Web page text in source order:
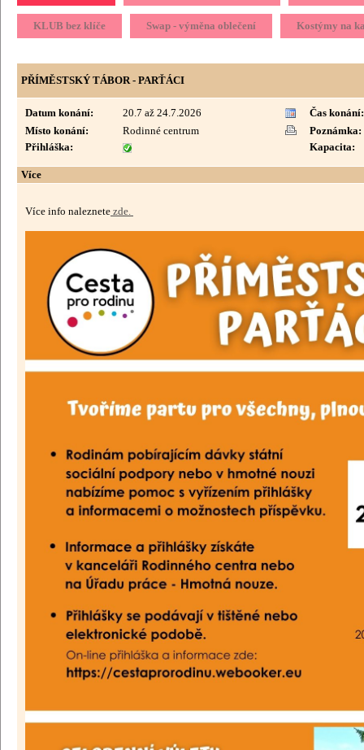
KLUB bez klíče Swap - výměna oblečení Kostýmy na
PŘÍMĚSTSKÝ TÁBOR - PARŤÁCI
Datum konání: 20.7 až 24.7.2026
Čas konání:
Místo konání:
Rodinné centrum
Poznámka:
Přihláška:
Kapacita:
Více
Více info naleznete zde.